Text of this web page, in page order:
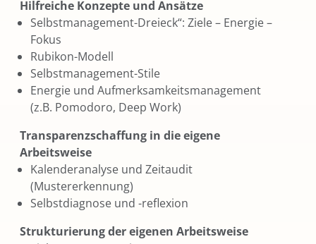
Hilfreiche Konzepte und Ansätze
Selbstmanagement-Dreieck“: Ziele – Energie –
Fokus
Rubikon-Modell
Selbstmanagement-Stile
Energie und Aufmerksamkeitsmanagement
(z.B. Pomodoro, Deep Work)
Transparenzschaffung in die eigene
Arbeitsweise
Kalenderanalyse und Zeitaudit
(Mustererkennung)
Selbstdiagnose und -reflexion
Strukturierung der eigenen Arbeitsweise